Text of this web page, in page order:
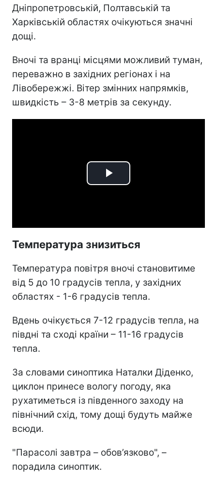
Дніпропетровській, Полтавській та
Харківській областях очікуються значні
дощі.
Вночі та вранці місцями можливий туман,
переважно в західних регіонах і на
Лівобережжі. Вітер змінних напрямків,
швидкість – 3-8 метрів за секунду.
Play
Температура знизиться
Температура повітря вночі становитиме
від 5 до 10 градусів тепла, у західних
областях - 1-6 градусів тепла.
Вдень очікується 7-12 градусів тепла, на
півдні та сході країни – 11-16 градусів
тепла.
За словами синоптика Наталки Діденко,
циклон принесе вологу погоду, яка
рухатиметься із південного заходу на
північний схід, тому дощі будуть майже
всюди.
"Парасолі завтра – обов’язково", –
порадила синоптик.